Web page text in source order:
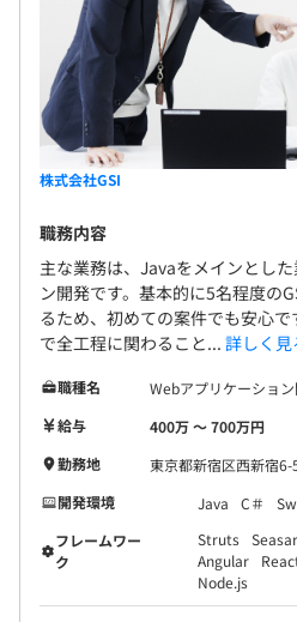
正社員：544名
（内訳）札幌：214名
東京：134名
福岡： 84名
大阪： 74名
仙台： 38名
チーム開発が基本となります。
組んで開発をおこなっております
株式会社GSI
職務内容
主な業務は、Javaをメインとし
ン開発です。基本的に5名程度の
るため、初めての案件でも安心で
で全工程に関わること... 詳しく見
職種名
Webアプリケーショ
給与
400万 〜 700万円
勤務地
東京都新宿区西新宿6-
開発環境
Java C＃
フレームワー
ク
Struts
Angular
Node.js